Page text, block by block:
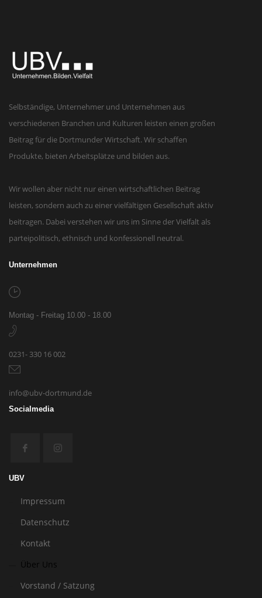
Selbständige, Unternehmer und Unternehmen aus
verschiedenen Branchen und Kulturen leisten einen großen
Beitrag für die Dortmunder Wirtschaft. Wir schaffen
Produkte, bieten Arbeitsplätze und bilden aus.
Wir wollen aber nicht nur einen wirtschaftlichen Beitrag
leisten, sondern auch zu einer vielfältigen Gesellschaft aktiv
beitragen. Dabei verstehen wir uns im Sinne der Vielfalt als
parteipolitisch, ethnisch und konfessionell neutral.
Unternehmen
Montag - Freitag 10.00 - 18.00
0231- 330 16 002
info@ubv-dortmund.de
Socialmedia
UBV
Impressum
Datenschutz
Kontakt
Über Uns
Vorstand / Satzung